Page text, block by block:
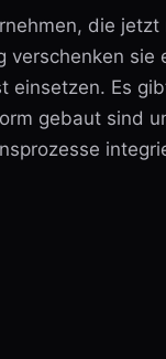
die
verschenken sie
einsetzen. Es
gebaut sind